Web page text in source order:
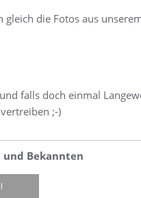
die Fotos aus
falls doch einmal
;-)
und Bekannten